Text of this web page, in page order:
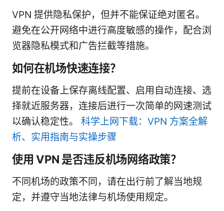
VPN 提供隐私保护，但并不能保证绝对匿名。
避免在公开网络中进行高度敏感的操作，配合浏
览器隐私模式和广告拦截等措施。
如何在机场快速连接？
提前在设备上保存离线配置、启用自动连接、选
择就近服务器，连接后进行一次简单的网速测试
以确认稳定性。 科学上网下载：VPN 方案全解
析、实用指南与实操步骤
使用 VPN 是否违反机场网络政策？
不同机场的政策不同，请在出行前了解当地规
定，并遵守当地法律与机场使用规定。